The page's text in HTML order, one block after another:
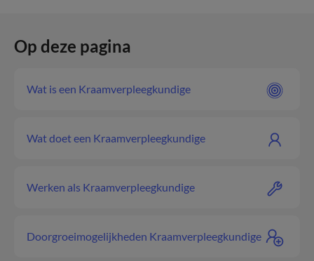
Op deze pagina
Wat is een Kraamverpleegkundige
Wat doet een Kraamverpleegkundige
Werken als Kraamverpleegkundige
Doorgroeimogelijkheden Kraamverpleegkundige